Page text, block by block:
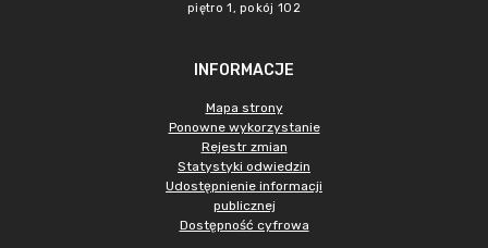
piętro 1, pokój 102
INFORMACJE
Mapa strony
Ponowne wykorzystanie
Rejestr zmian
Statystyki odwiedzin
Udostępnienie informacji
publicznej
Dostępność cyfrowa